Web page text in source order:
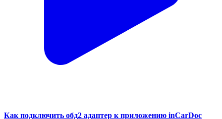
Как подключить обд2 адаптер к приложению inCarDoc